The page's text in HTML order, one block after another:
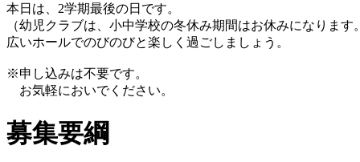
本日は、2学期最後の日です。
（幼児クラブは、小中学校の冬休み期間はお休みになります
広いホールでのびのびと楽しく過ごしましょう。
※申し込みは不要です。
お気軽においでください。
募集要綱